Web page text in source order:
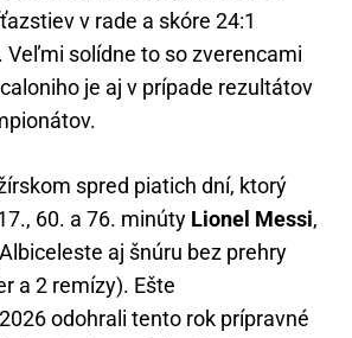
v rade a skóre 24:1
Veľmi solídne to so zverencami
je aj v prípade rezultátov
spred piatich dní, ktorý
60. a 76. minúty Lionel Messi,
aj šnúru bez prehry
a 2 remízy). Ešte
odohrali tento rok prípravné